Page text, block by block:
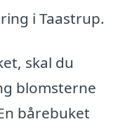
i Taastrup.
skal du
blomsterne
bårebuket